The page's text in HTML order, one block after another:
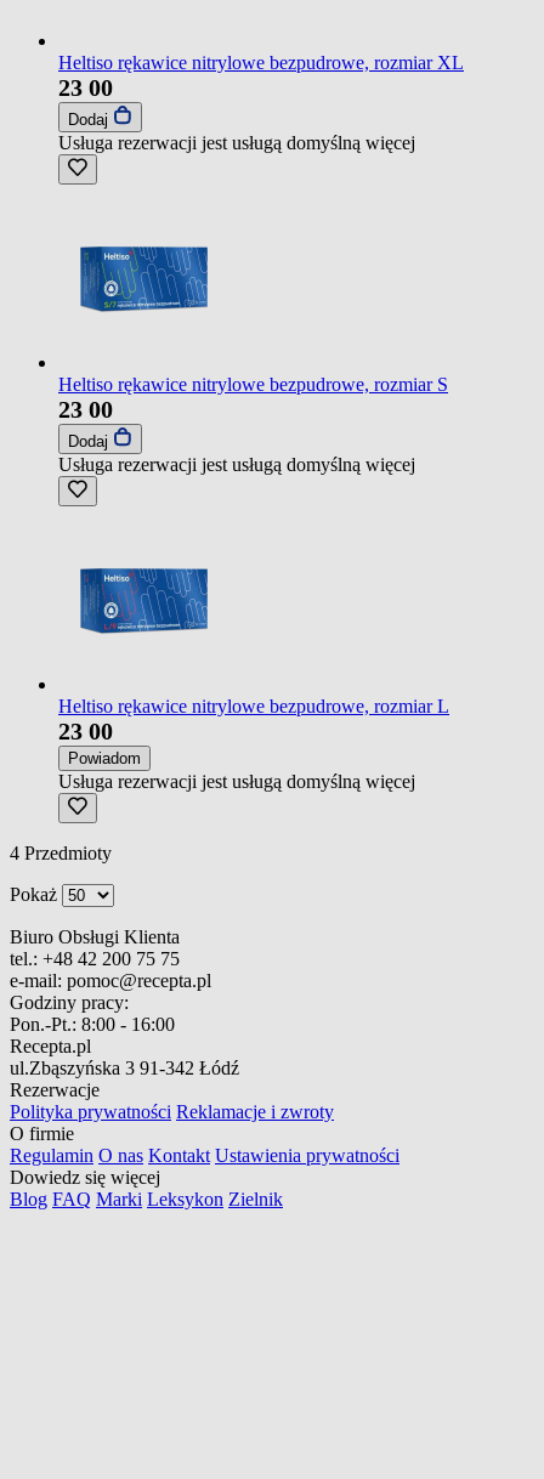
Heltiso rękawice nitrylowe bezpudrowe, rozmiar XL
23 00
Dodaj
Usługa rezerwacji jest usługą domyślną więcej
Heltiso rękawice nitrylowe bezpudrowe, rozmiar S
23 00
Dodaj
Usługa rezerwacji jest usługą domyślną więcej
Heltiso rękawice nitrylowe bezpudrowe, rozmiar L
23 00
Powiadom
Usługa rezerwacji jest usługą domyślną więcej
4 Przedmioty
Pokaż
Biuro Obsługi Klienta
tel.: +48 42 200 75 75
e-mail: pomoc@recepta.pl
Godziny pracy:
Pon.-Pt.: 8:00 - 16:00
Recepta.pl
ul.Zbąszyńska 3 91-342 Łódź
Rezerwacje
Polityka prywatności Reklamacje i zwroty
O firmie
Regulamin O nas Kontakt Ustawienia prywatności
Dowiedz się więcej
Blog FAQ Marki Leksykon Zielnik